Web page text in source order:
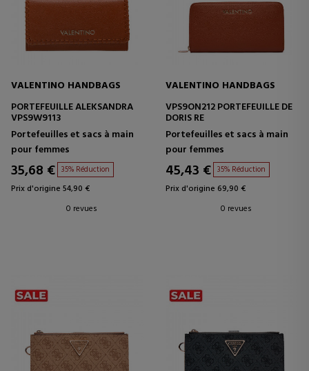
VALENTINO HANDBAGS
PORTEFEUILLE ALEKSANDRA
VPS9W9113
Portefeuilles et sacs à main
pour femmes
35,68 € 35% Réduction
Prix d'origine 54,90 €
0 revues
VALENTINO HANDBAGS
VPS9ON212 PORTEFEUILLE DE
DORIS RE
Portefeuilles et sacs à main
pour femmes
45,43 € 35% Réduction
Prix d'origine 69,90 €
0 revues